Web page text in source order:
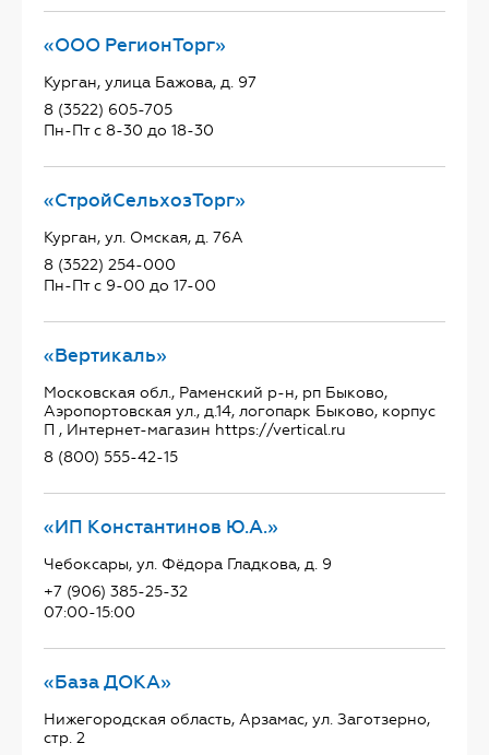
«ООО РегионТорг»
Курган, улица Бажова, д. 97
8 (3522) 605-705
Пн-Пт с 8-30 до 18-30
«СтройСельхозТорг»
Курган, ул. Омская, д. 76А
8 (3522) 254-000
Пн-Пт с 9-00 до 17-00
«Вертикаль»
Московская обл., Раменский р-н, рп Быково,
Аэропортовская ул., д.14, логопарк Быково, корпус
П , Интернет-магазин https://vertical.ru
8 (800) 555-42-15
«ИП Константинов Ю.А.»
Чебоксары, ул. Фёдора Гладкова, д. 9
+7 (906) 385-25-32
07:00-15:00
«База ДОКА»
Нижегородская область, Арзамас, ул. Заготзерно,
стр. 2